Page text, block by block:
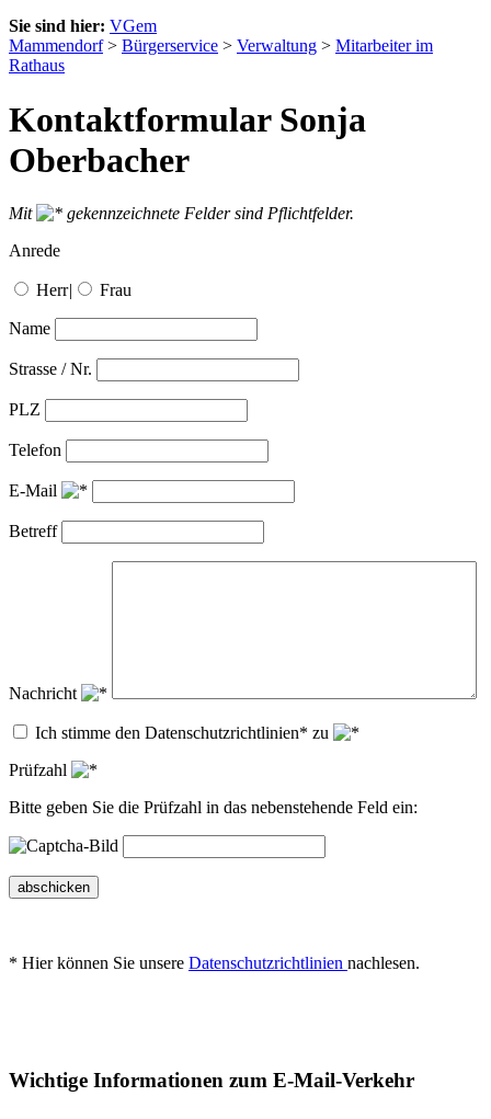
Sie sind hier: VGem
Mammendorf> Bürgerservice > Verwaltung > Mitarbeiter im
Rathaus
Kontaktformular Sonja
Oberbacher
Mit
gekennzeichnete Felder sind Pflichtfelder.
Anrede
Herr| Frau
Name
Strasse / Nr.
PLZ
Telefon
E-Mail
Betreff
Nachricht
Ich stimme den Datenschutzrichtlinien* zu
Prüfzahl
Bitte geben Sie die Prüfzahl in das nebenstehende Feld ein:
abschicken
* Hier können Sie unsere Datenschutzrichtlinien nachlesen.
Wichtige Informationen zum E-Mail-Verkehr